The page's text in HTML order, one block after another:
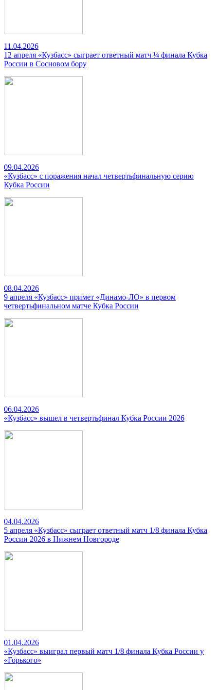
11.04.2026
12 апреля «Кузбасс» сыграет ответный матч ¼ финала Кубка
России в Сосновом бору
09.04.2026
«Кузбасс» с поражения начал четвертьфинальную серию
Кубка России
08.04.2026
9 апреля «Кузбасс» примет «Динамо-ЛО» в первом
четвертьфинальном матче Кубка России
06.04.2026
«Кузбасс» вышел в четвертьфинал Кубка России 2026
04.04.2026
5 апреля «Кузбасс» сыграет ответный матч 1/8 финала Кубка
России 2026 в Нижнем Новгороде
01.04.2026
«Кузбасс» выиграл первый матч 1/8 финала Кубка России у
«Горького»